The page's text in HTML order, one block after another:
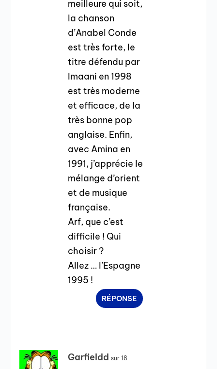
meilleure qui soit,
la chanson
d’Anabel Conde
est très forte, le
titre défendu par
Imaani en 1998
est très moderne
et efficace, de la
très bonne pop
anglaise. Enfin,
avec Amina en
1991, j’apprécie le
mélange d’orient
et de musique
française.
Arf, que c’est
difficile ! Qui
choisir ?
Allez … l’Espagne
1995 !
RÉPONSE
Garfieldd sur 18